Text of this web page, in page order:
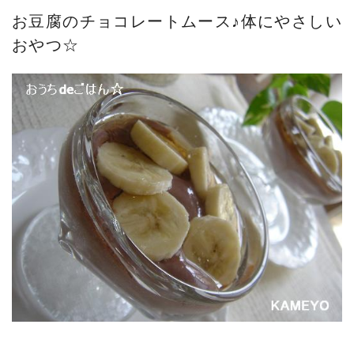
お豆腐のチョコレートムース♪体にやさしい
おやつ☆